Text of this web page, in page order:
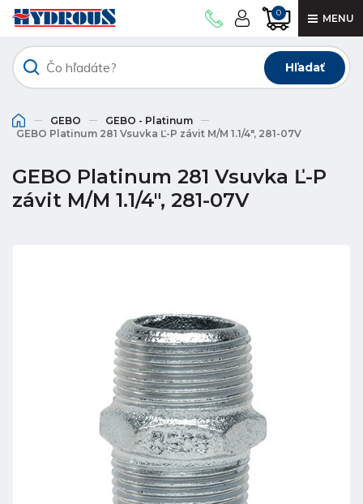
0 MENU
Hľadať
GEBO
GEBO - Platinum
GEBO Platinum 281 Vsuvka Ľ-P závit M/M 1.1/4", 281-07V
GEBO Platinum 281 Vsuvka Ľ-P
závit M/M 1.1/4", 281-07V